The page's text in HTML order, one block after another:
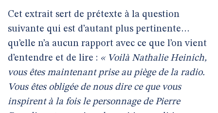
Cet extrait sert de prétexte à la question
suivante qui est d’autant plus pertinente…
qu’elle n’a aucun rapport avec ce que l’on vient
d’entendre et de lire : « Voilà Nathalie Heinich,
vous êtes maintenant prise au piège de la radio.
Vous êtes obligée de nous dire ce que vous
inspirent à la fois le personnage de Pierre